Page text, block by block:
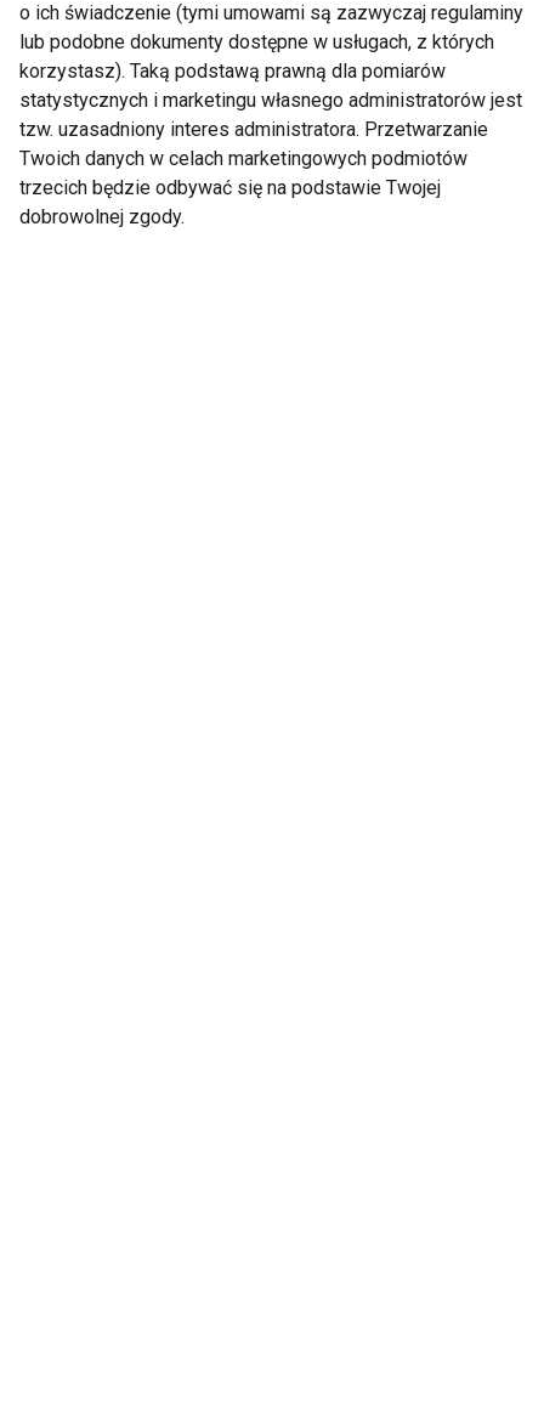
Terapia zajęciowa dla
seniorów – jak wpływa
na jakość życia?
Starzejemy się w
dwóch momentach
życia
o ich świadczenie (tymi umowami są zazwyczaj regulaminy
lub podobne dokumenty dostępne w usługach, z których
korzystasz). Taką podstawą prawną dla pomiarów
statystycznych i marketingu własnego administratorów jest
tzw. uzasadniony interes administratora. Przetwarzanie
Twoich danych w celach marketingowych podmiotów
trzecich będzie odbywać się na podstawie Twojej
dobrowolnej zgody.